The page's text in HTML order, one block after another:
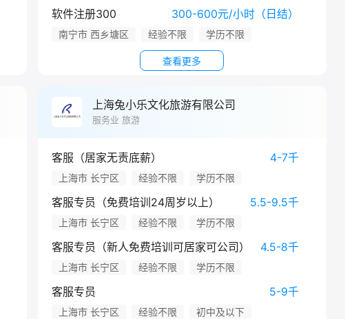
软件注册300 300-600元/小时（日结）
南宁市 西乡塘区 经验不限 学历不限
查看更多
上海兔小乐文化旅游有限公司
服务业 旅游
客服（居家无责底薪） 4-7千
上海市 长宁区 经验不限 学历不限
客服专员（免费培训24周岁以上） 5.5-9.5千
上海市 长宁区 经验不限 学历不限
客服专员（新人免费培训可居家可公司） 4.5-8千
上海市 长宁区 经验不限 学历不限
客服专员 5-9千
上海市 长宁区 经验不限 初中及以下